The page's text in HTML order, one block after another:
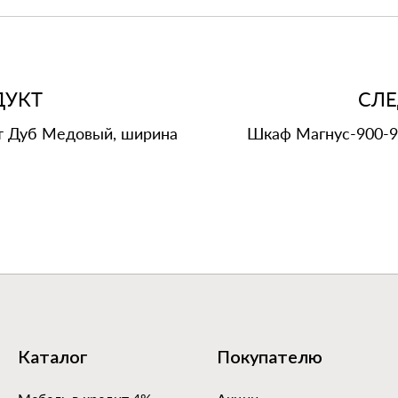
Дуб Медовый, ширина
Шкаф
Каталог Покупателю